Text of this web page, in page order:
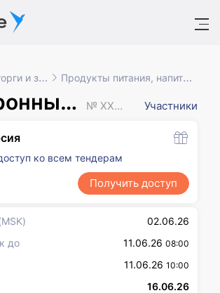
Электронные торги и закупки Продукты питания, напитки, табак
аукцион № XXXXXXX Участники
ко всем тендерам
Получить доступ
02.06.26
до
11.06.26 08:00
11.06.26 10:00
16.06.26